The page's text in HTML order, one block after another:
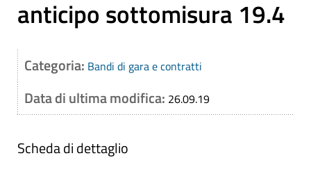
anticipo sottomisura 19.4
Categoria: Bandi di gara e contratti
Data di ultima modifica: 26.09.19
Scheda di dettaglio